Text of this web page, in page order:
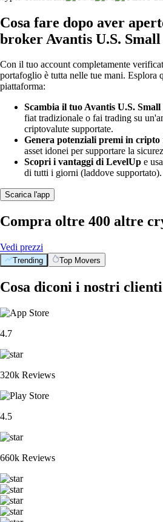
Cosa fare dopo aver
broker Avantis U.S.
Con il tuo account completamente
portafoglio è tutta nelle tue mani. Esplora
piattaforma:
Scambia il tuo Avantis U.S.
fiat tradizionale o fai trading su
criptovalute supportate.
Genera potenziali premi in cripto
asset idonei per supportare la
Scopri i vantaggi di LevelUp e
di tutti i giorni (laddove supportato).
Scarica l'app
Compra oltre 400 altre
Vedi prezzi
Trending Top Movers
Cosa diconi i nostri clienti
4.7
320k Reviews
4.5
660k Reviews